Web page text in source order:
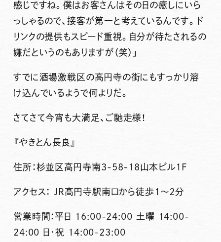
感じですね。僕はお客さんはその日の癒しにいら
っしゃるので、接客が第一と考えているんです。ド
リンクの提供もスピード重視。自分が待たされるの
嫌だというのもありますが（笑）」
すでに酒場激戦区の高円寺の街にもすっかり溶
け込んでいるようで何よりだ。
さてさて今宵も大満足、ご馳走様！
『やきとん長良』
住所：杉並区高円寺南3-58-18山本ビル1F
アクセス： JR高円寺駅南口から徒歩１～２分
営業時間：平日 16:00-24:00 土曜 14:00-
24:00
日･祝 14:00-23:00